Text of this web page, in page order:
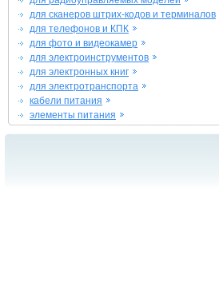
для сканеров штрих-кодов и терминалов
для телефонов и КПК
для фото и видеокамер
для электроинструментов
для электронных книг
для электротранспорта
кабели питания
элементы питания